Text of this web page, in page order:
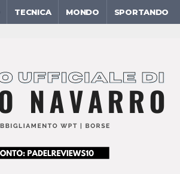
TECNICA MONDO SPORTANDO